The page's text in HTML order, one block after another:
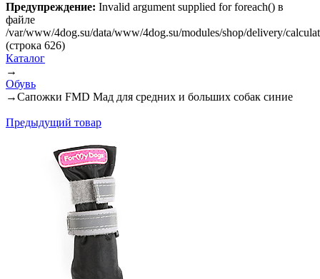
Предупреждение: Invalid argument supplied for foreach() в
файле
/var/www/4dog.su/data/www/4dog.su/modules/shop/delivery/
(строка 626)
Каталог
→
Обувь
→Сапожки FMD Мад для средних и больших собак синие
Предыдущий товар